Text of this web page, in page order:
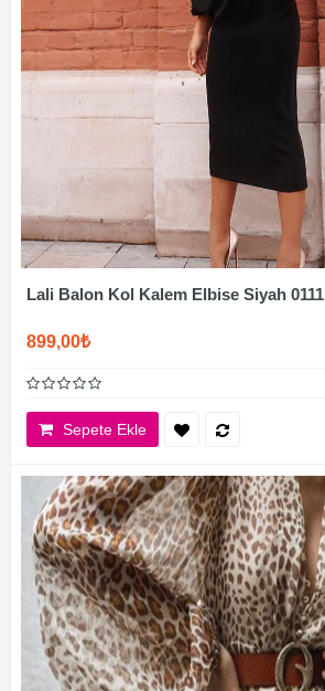
Lali Balon Kol Kalem Elbise Siyah 0111
899,00₺
Sepete Ekle